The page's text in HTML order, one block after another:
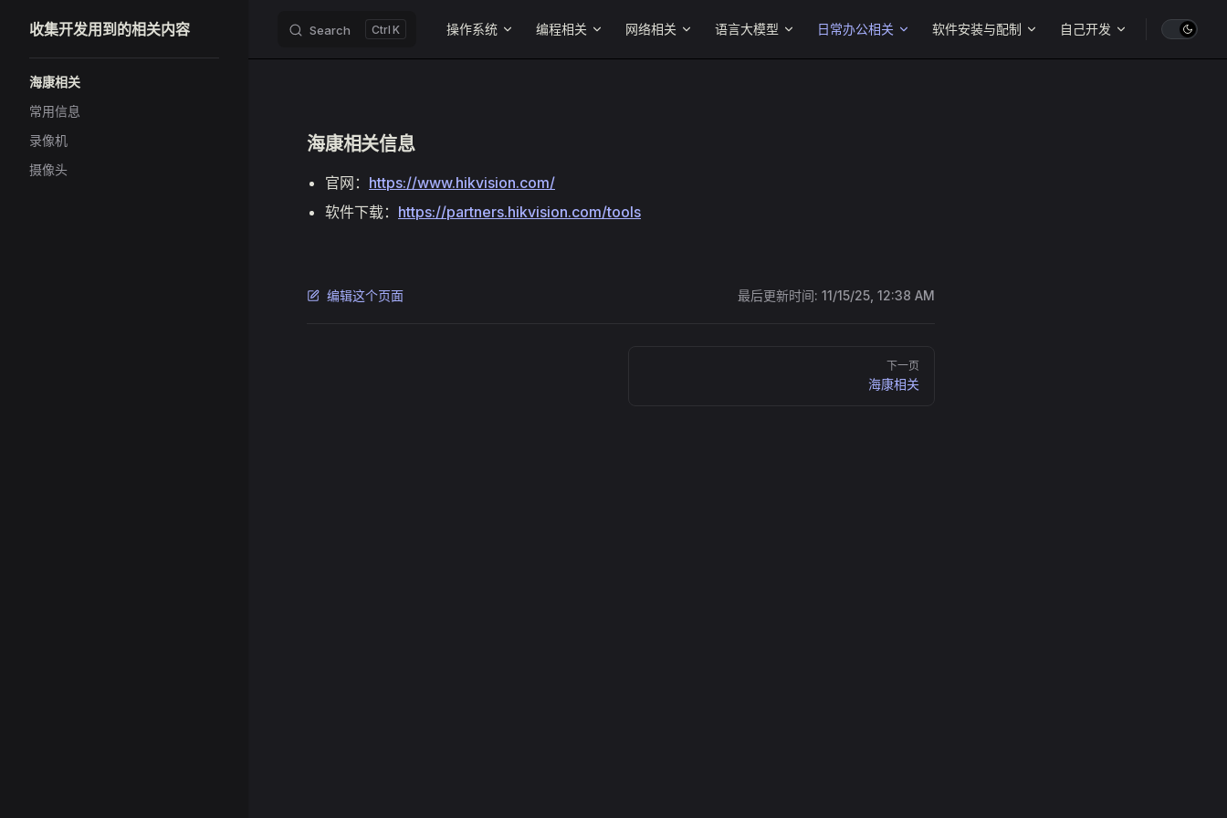
Skip to content
收集开发用到的相关内容 Search K 操作系统 编程相关 网络相关 语言大模型 日常办公相关 软件安装与配制 自己开发
海康相关
常用信息
录像机
摄像头
海康相关信息
官网： https://www.hikvision.com/
软件下载： https://partners.hikvision.com/tools
编辑这个页面 最后更新时间: 11/15/25, 12:38 AM
下一页
海康相关